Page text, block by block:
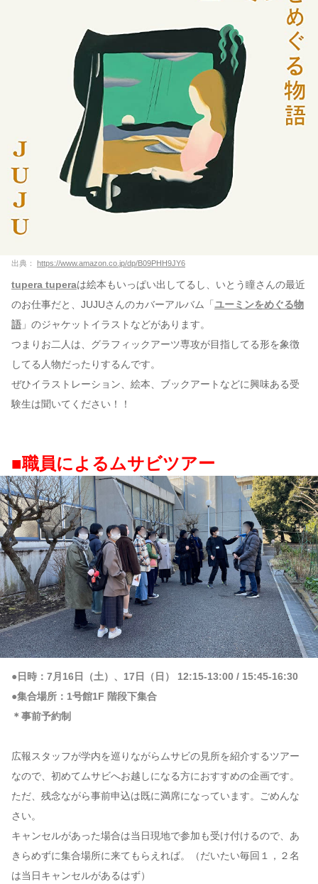
出典： https://www.amazon.co.jp/dp/B09PHH9JY6
tupera tuperaは絵本もいっぱい出してるし、いとう瞳さんの最近
のお仕事だと、JUJUさんのカバーアルバム「 ユーミンをめぐる物
語 」のジャケットイラストなどがあります。
つまりお二人は、グラフィックアーツ専攻が目指してる形を象徴
してる人物だったりするんです。
ぜひイラストレーション、絵本、ブックアートなどに興味ある受
験生は聞いてください！！
■職員によるムサビツアー
●日時：7月16日（土）、17日（日） 12:15-13:00 / 15:45-16:30
●集合場所：1号館1F 階段下集合
＊事前予約制
広報スタッフが学内を巡りながらムサビの見所を紹介するツアー
なので、初めてムサビへお越しになる方におすすめの企画です。
ただ、残念ながら事前申込は既に満席になっています。ごめんな
さい。
キャンセルがあった場合は当日現地で参加も受け付けるので、あ
きらめずに集合場所に来てもらえれば。（だいたい毎回１，２名
は当日キャンセルがあるはず）